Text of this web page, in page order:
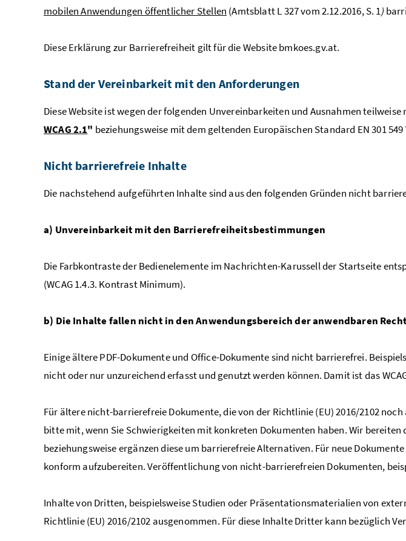
mobilen Anwendungen öffentlicher Stellen (Amtsblatt L 327 vom 2.12.2016, S. 1)
Diese Erklärung zur Barrierefreiheit gilt für dieWebsitebmkoes.gv.at.
Stand der Vereinbarkeit mit den Anforderungen
Diese Website ist wegen der folgenden Unvereinbarkeiten und Ausnahmen teilweise
WCAG 2.1" beziehungsweise mit dem geltenden Europäischen Standard EN 301 549
Nicht barrierefreie Inhalte
Die nachstehend aufgeführten Inhalte sind aus den folgenden Gründen nicht
a) Unvereinbarkeit mit den Barrierefreiheitsbestimmungen
Die Farbkontraste der Bedienelemente im Nachrichten-Karussell der Startseite
(WCAG 1.4.3. Kontrast Minimum).
b) Die Inhalte fallen nicht in den Anwendungsbereich der anwendbaren
Einige ältere PDF-Dokumente und Office-Dokumente sind nicht barrierefrei.
nicht oder nur unzureichend erfasst und genutzt werden können. Damit ist das
Für ältere nicht-barrierefreie Dokumente, die von der Richtlinie (EU) 2016/2102
bitte mit, wenn Sie Schwierigkeiten mit konkreten Dokumenten haben. Wir
beziehungsweise ergänzen diese um barrierefreie Alternativen. Für neue
konform aufzubereiten. Veröffentlichung von nicht-barrierefreien Dokumenten,
Inhalte von Dritten, beispielsweise Studien oder Präsentationsmaterialien von
Richtlinie (EU) 2016/2102 ausgenommen. Für diese Inhalte Dritter kann bezüglich